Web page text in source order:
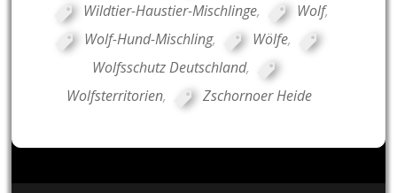
Wildtier-Haustier-Mischlinge, Wolf,
Wolf-Hund-Mischling, Wölfe,
Wolfsschutz Deutschland,
Wolfsterritorien, Zschornoer Heide